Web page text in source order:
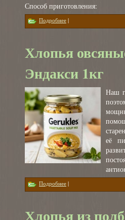
Способ приготовления:
Подробнее о Манка крупяная
|
Хлопья
Эндакси 1кг
Наш
её
Подробнее о Хлопья овсяные
|
Хлопья из